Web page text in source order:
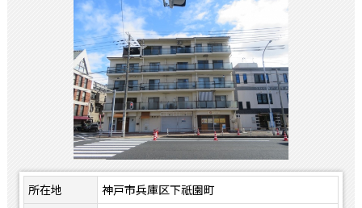
所在地
神戸市兵庫区下祇園町